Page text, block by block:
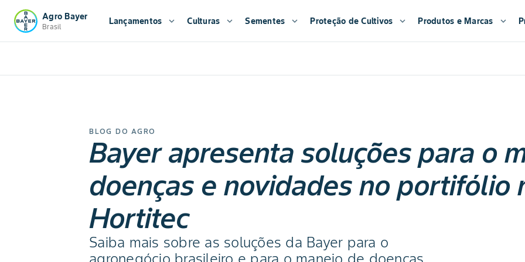
Agro Bayer
Brasil
Lançamentos expand_more Culturas expand_more Sementes expand_more Proteção de Cultivos expand_more Produtos e Marcas expand_more
BLOG DO AGRO
Bayer apresenta soluções para o
doenças e novidades no portifólio
Hortitec
Saiba mais sobre as soluções da Bayer para o